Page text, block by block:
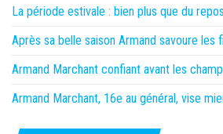
La période estivale : bien plus que du
Après sa belle saison Armand savoure les
Armand Marchant confiant avant les
Armand Marchant, 16e au général, vise